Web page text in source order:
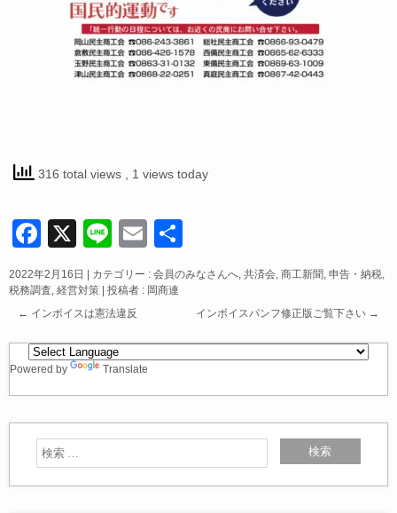
316 total views , 1 views today
F
a
c
e
b
o
o
k
X
Li
n
e
E
m
ail
有
2022年2月16日 カテゴリー : 会員のみなさんへ, 共済会, 商工新聞, 申告・納税,
税務調査, 経営対策
投稿者 : 岡商連
← インボイスは憲法違反 インボイスパンフ修正版ご覧下さい →
Powered by Translate